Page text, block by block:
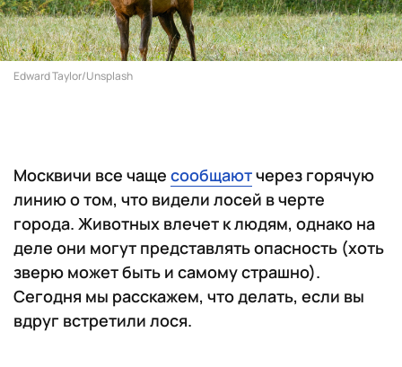
Edward Taylor/Unsplash
Москвичи все чаще сообщаютчерез горячую
линию о том, что видели лосей в черте
города. Животных влечет к людям, однако на
деле они могут представлять опасность (хоть
зверю может быть и самому страшно).
Сегодня мы расскажем, что делать, если вы
вдруг встретили лося.